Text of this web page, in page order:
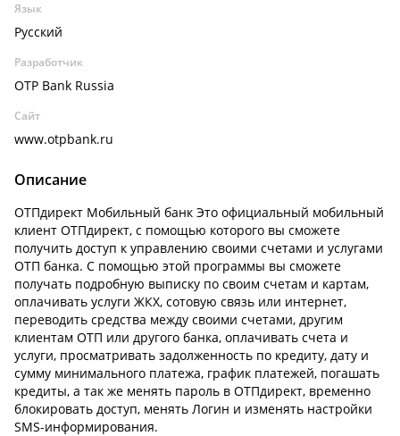
Язык
Русский
Разработчик
OTP Bank Russia
Сайт
www.otpbank.ru
Описание
ОТПдирект Мобильный банк Это официальный мобильный
клиент ОТПдирект, с помощью которого вы сможете
получить доступ к управлению своими счетами и услугами
ОТП банка. С помощью этой программы вы сможете
получать подробную выписку по своим счетам и картам,
оплачивать услуги ЖКХ, сотовую связь или интернет,
переводить средства между своими счетами, другим
клиентам ОТП или другого банка, оплачивать счета и
услуги, просматривать задолженность по кредиту, дату и
сумму минимального платежа, график платежей, погашать
кредиты, а так же менять пароль в ОТПдирект, временно
блокировать доступ, менять Логин и изменять настройки
SMS-информирования.